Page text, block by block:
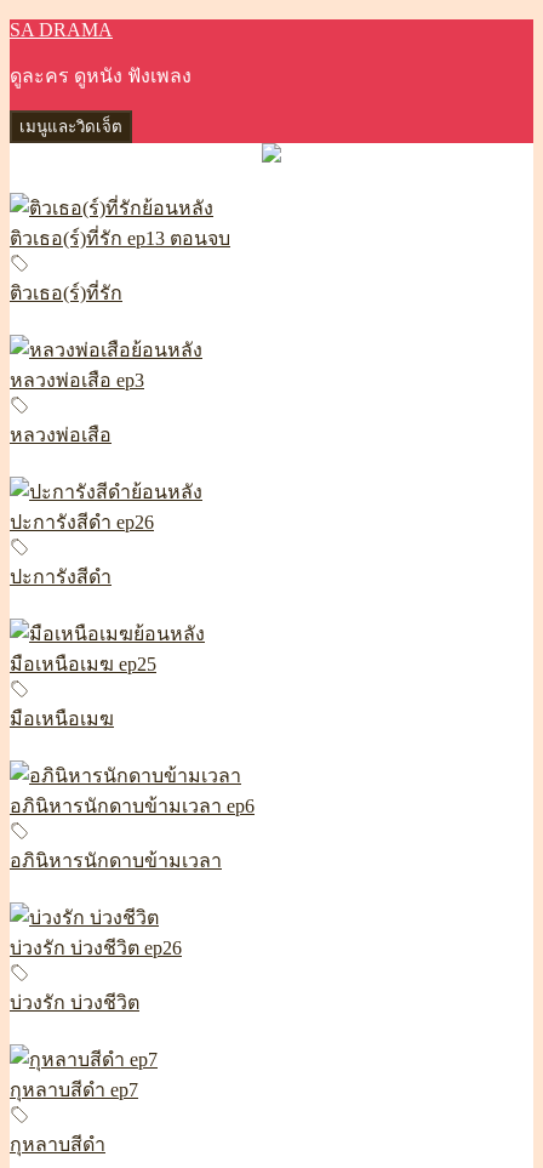
ข้าม
ยัง
เนื้อหา
SA DRAMA
ดูละคร ดูหนัง ฟังเพลง
เมนูและวิดเจ็ต
ติวเธอ(ร์)ที่รัก ep13 ตอนจบ
ติวเธอ(ร์)ที่รัก
หลวงพ่อเสือ ep3
หลวงพ่อเสือ
ปะการังสีดำ ep26
ปะการังสีดำ
มือเหนือเมฆ ep25
มือเหนือเมฆ
อภินิหารนักดาบข้ามเวลา ep6
อภินิหารนักดาบข้ามเวลา
บ่วงรัก บ่วงชีวิต ep26
บ่วงรัก บ่วงชีวิต
กุหลาบสีดำ ep7
กุหลาบสีดำ